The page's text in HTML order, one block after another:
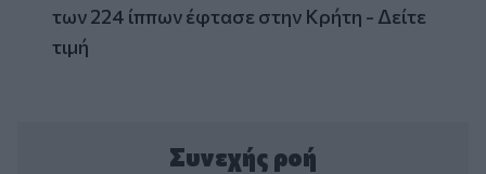
των 224 ίππων έφτασε στην Κρήτη - Δείτε
τιμή
Συνεχής ροή